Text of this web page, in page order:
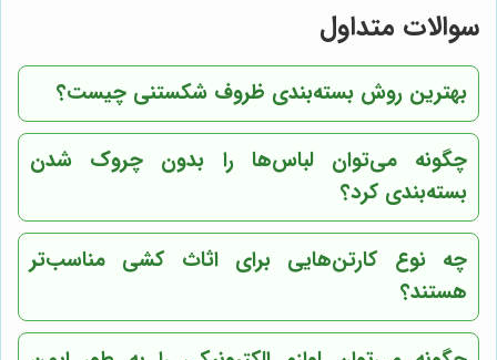
سوالات متداول
بهترین روش بسته‌بندی ظروف شکستنی چیست؟
چگونه می‌توان لباس‌ها را بدون چروک شدن
بسته‌بندی کرد؟
چه نوع کارتن‌هایی برای اثاث کشی مناسب‌تر
هستند؟